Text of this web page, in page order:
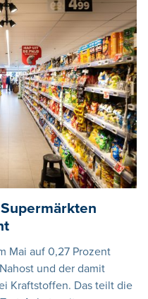
Mai auf 0,27 Prozent
und der damit
Kraftstoffen. Das teilt die